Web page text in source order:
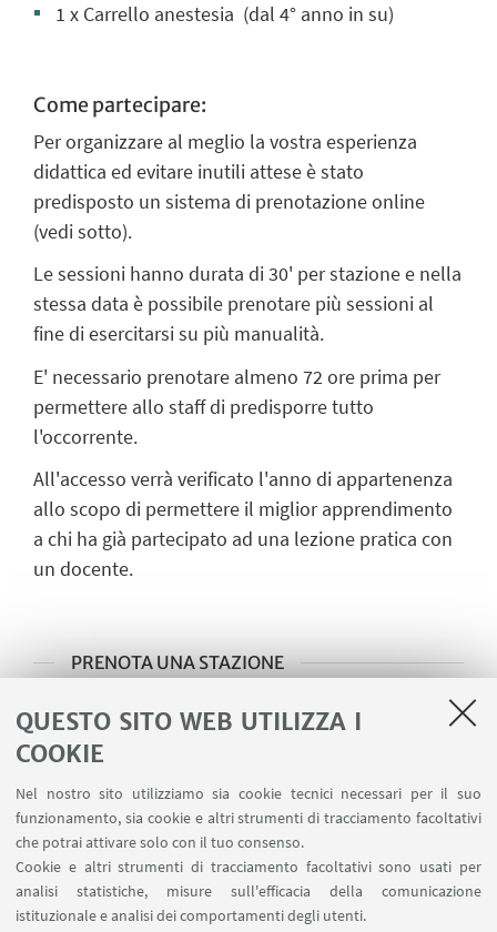
QUESTO SITO WEB UTILIZZA I
COOKIE
Nel nostro sito utilizziamo sia cookie tecnici necessari per il suo
funzionamento, sia cookie e altri strumenti di tracciamento facoltativi
che potrai attivare solo con il tuo consenso.
Cookie e altri strumenti di tracciamento facoltativi sono usati per
analisi statistiche, misure sull'efficacia della comunicazione
istituzionale e analisi dei comportamenti degli utenti.
1 x Carrello anestesia (dal 4° anno in su)
Come partecipare:
Per organizzare al meglio la vostra esperienza
didattica ed evitare inutili attese è stato
predisposto un sistema di prenotazione online
(vedi sotto).
Le sessioni hanno durata di 30' per stazione e nella
stessa data è possibile prenotare più sessioni al
fine di esercitarsi su più manualità.
E' necessario prenotare almeno 72 ore prima per
permettere allo staff di predisporre tutto
l'occorrente.
All'accesso verrà verificato l'anno di appartenenza
allo scopo di permettere il miglior apprendimento
a chi ha già partecipato ad una lezione pratica con
un docente.
PRENOTA UNA STAZIONE
SC e IM
Handling
Inserimento microchip
Carrello anestesia